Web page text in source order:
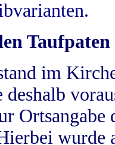
Taufpaten
im
wurde